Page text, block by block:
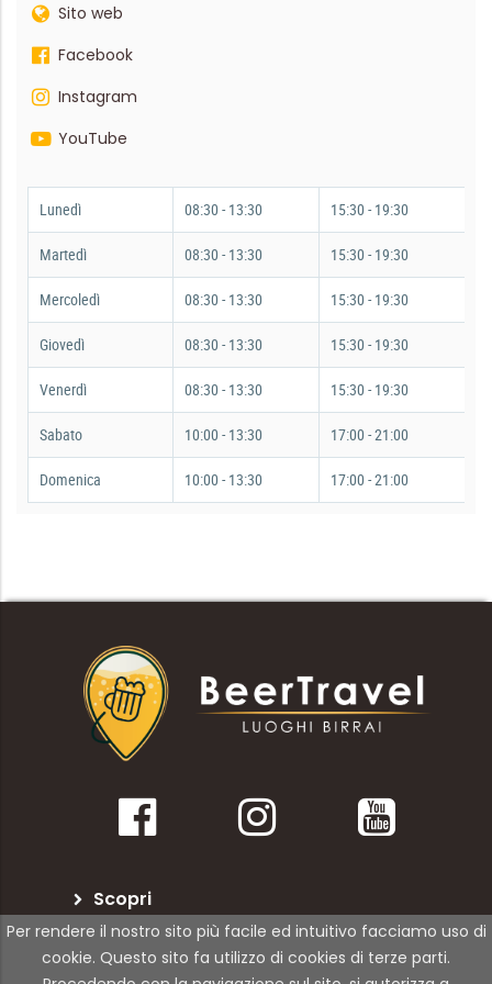
Per rendere il nostro sito più facile ed intuitivo facciamo uso di
cookie. Questo sito fa utilizzo di cookies di terze parti.
Sito web
Facebook
Instagram
YouTube
Lunedì 08:30 - 13:30 15:30 - 19:30
Martedì 08:30 - 13:30 15:30 - 19:30
Mercoledì 08:30 - 13:30 15:30 - 19:30
Giovedì 08:30 - 13:30 15:30 - 19:30
Venerdì 08:30 - 13:30 15:30 - 19:30
Sabato 10:00 - 13:30 17:00 - 21:00
Domenica 10:00 - 13:30 17:00 - 21:00
Scopri
BeerTravel